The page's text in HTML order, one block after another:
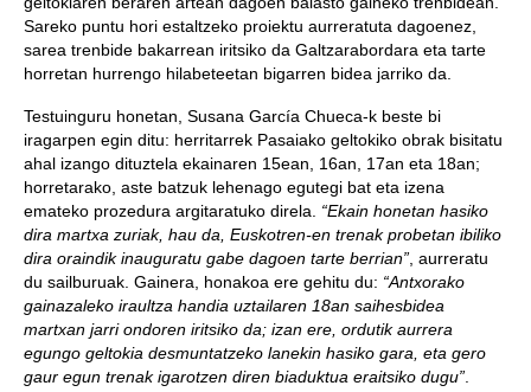
Sareko puntu hori estaltzeko proiektu aurreratuta dagoenez,
sarea trenbide bakarrean iritsiko da Galtzarabordara eta tarte
horretan hurrengo hilabeteetan bigarren bidea jarriko da.
Testuinguru honetan, Susana García Chueca-k beste bi
iragarpen egin ditu: herritarrek Pasaiako geltokiko obrak bisitatu
ahal izango dituztela ekainaren 15ean, 16an, 17an eta 18an;
horretarako, aste batzuk lehenago egutegi bat eta izena
emateko prozedura argitaratuko direla. “Ekain honetan hasiko
dira martxa zuriak, hau da, Euskotren-en trenak probetan ibiliko
dira oraindik inauguratu gabe dagoen tarte berrian” , aurreratu
du sailburuak. Gainera, honakoa ere gehitu du: “Antxorako
gainazaleko iraultza handia uztailaren 18an saihesbidea
martxan jarri ondoren iritsiko da; izan ere, ordutik aurrera
egungo geltokia desmuntatzeko lanekin hasiko gara, eta gero
gaur egun trenak igarotzen diren biaduktua eraitsiko dugu”